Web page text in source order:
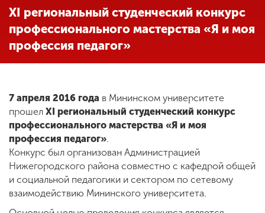
Международная
деятельность
Другие виды
Студенческая жизнь
Сведения об
образовательной
организации
XI региональный студенческий конкурс
профессионального мастерства «Я и моя
профессия педагог»
7 апреля 2016 года в Мининском университете
прошел XI региональный студенческий конкурс
профессионального мастерства «Я и моя
профессия педагог».
Конкурс был организован Администрацией
Нижегородского района совместно с кафедрой общей
и социальной педагогики и сектором по сетевому
взаимодействию Мининского университета.